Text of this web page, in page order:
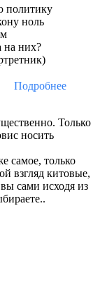
политику
ноль
на них?
Подробнее
Только
носить
самое, только
взгляд китовые,
сами исходя из